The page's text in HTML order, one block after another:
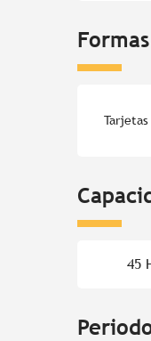
45